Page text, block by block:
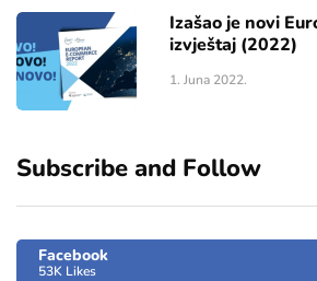
Izašao je novi
izvještaj (2022)
1. Juna 2022.
Subscribe and Follow
Facebook
53K Likes